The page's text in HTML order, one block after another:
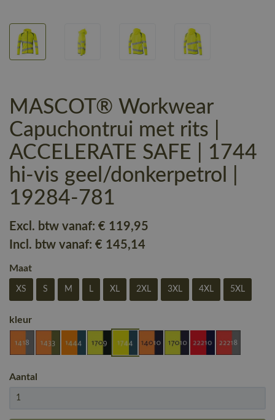
MASCOT® Workwear
Capuchontrui met rits |
ACCELERATE SAFE | 1744
hi-vis geel/donkerpetrol |
19284-781
Excl. btw vanaf: € 119,95
Incl. btw vanaf: € 145,14
Maat
XS S M L XL 2XL 3XL 4XL 5XL
kleur
Aantal